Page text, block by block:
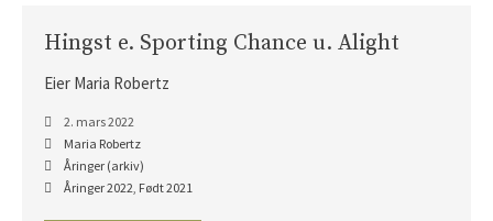
Hingst e. Sporting Chance u. Alight
Eier Maria Robertz
2. mars 2022
Maria Robertz
Åringer (arkiv)
Åringer 2022 Født 2021